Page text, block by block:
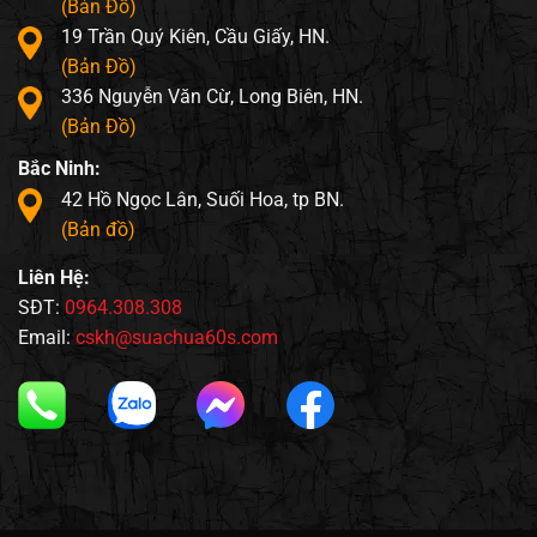
(Bản Đồ)
19 Trần Quý Kiên, Cầu Giấy, HN.
(Bản Đồ)
336 Nguyễn Văn Cừ, Long Biên, HN.
(Bản Đồ)
Bắc Ninh:
42 Hồ Ngọc Lân, Suối Hoa, tp BN.
(Bản đồ)
Liên Hệ:
SĐT: 0964.308.308
Email: cskh@suachua60s.com